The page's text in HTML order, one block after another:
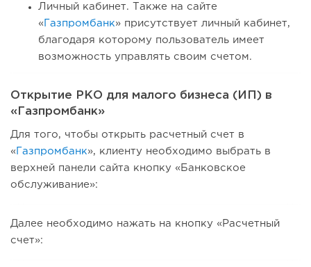
Личный кабинет. Также на сайте
« Газпромбанк» присутствует личный кабинет,
благодаря которому пользователь имеет
возможность управлять своим счетом.
Открытие РКО для малого бизнеса (ИП) в
«Газпромбанк»
Для того, чтобы открыть расчетный счет в
« Газпромбанк», клиенту необходимо выбрать в
верхней панели сайта кнопку «Банковское
обслуживание»:
Далее необходимо нажать на кнопку «Расчетный
счет»: